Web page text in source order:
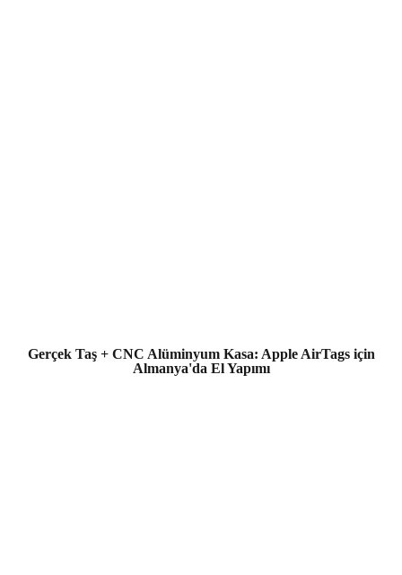
Gerçek Taş + CNC Alüminyum Kasa: Apple AirTags için
Almanya'da El Yapımı